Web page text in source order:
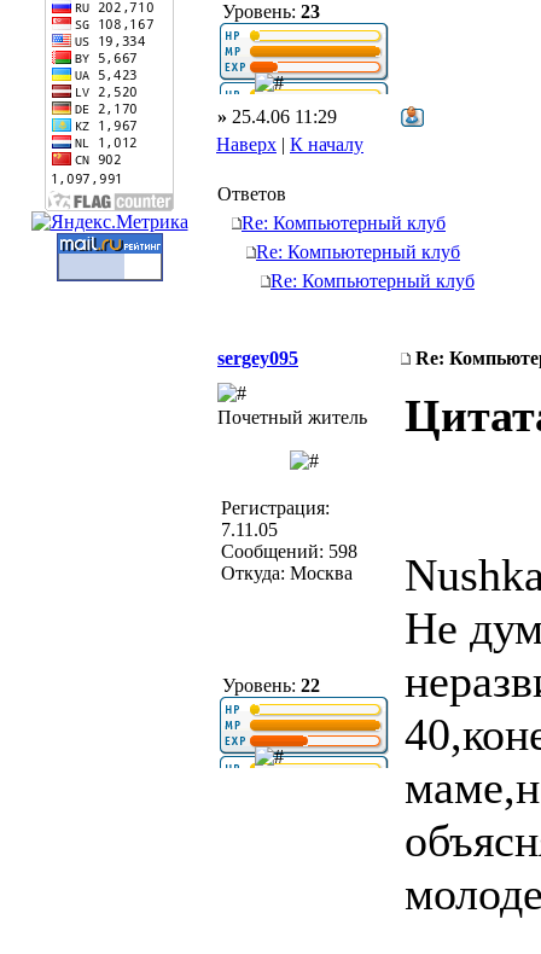
Уровень: 23
» 25.4.06 11:29
Наверх | К началу
Ответов
Re: Компьютерный клуб
Re: Компьютерный клуб
Re: Компьютерный клуб
sergey095 Re:
Почетный житель
Регистрация:
7.11.05
Сообщений: 598
Откуда: Москва
Уровень: 22
Не